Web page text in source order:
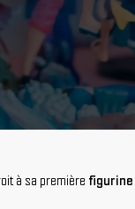
à sa première